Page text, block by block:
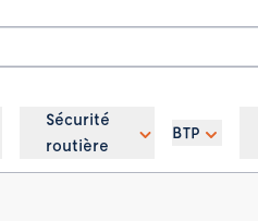
Sécurité
routière
BTP